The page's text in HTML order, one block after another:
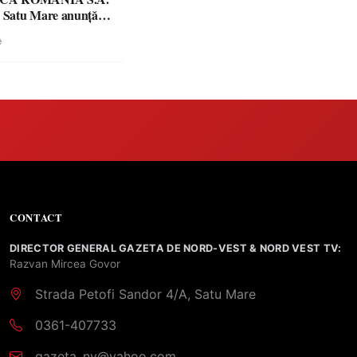
Satu Mare anunţă
CONTACT
DIRECTOR GENERAL GAZETA DE NORD-VEST & NORD VEST TV:
Razvan Mircea Govor
Strada Petofi Sandor 4/A, Satu Mare
0361-407733